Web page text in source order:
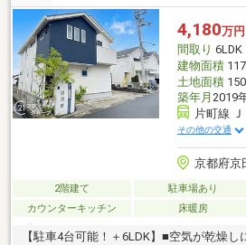
4,180万円
間取り 6LDK
建物面積
土地面積
築年月 2019
片町線
その他の交通
京都府京
2階建て 駐車場あり
カウンターキッチン
床暖房
【駐車4台可能！＋6LDK】■空気が乾燥